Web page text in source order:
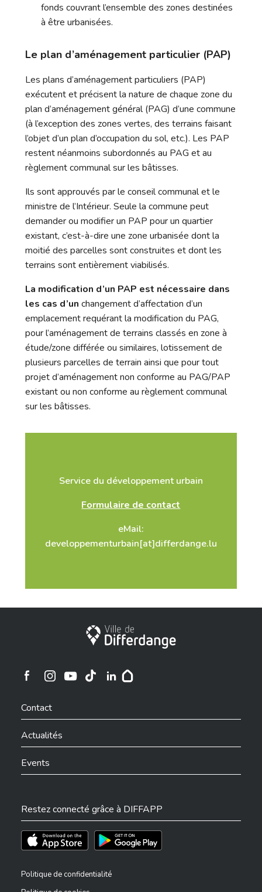
fonds couvrant l’ensemble des zones destinées
à être urbanisées.
Le plan d’aménagement particulier (PAP)
Les plans d’aménagement particuliers (PAP)
exécutent et précisent la nature de chaque zone du
plan d’aménagement général (PAG) d’une commune
(à l’exception des zones vertes, des terrains faisant
l’objet d’un plan d’occupation du sol, etc.). Les PAP
restent néanmoins subordonnés au PAG et au
règlement communal sur les bâtisses.
Ils sont approuvés par le conseil communal et le
ministre de l’Intérieur. Seule la commune peut
demander ou modifier un PAP pour un quartier
existant, c’est-à-dire une zone urbanisée dont la
moitié des parcelles sont construites et dont les
terrains sont entièrement viabilisés.
La modification d’un PAP est nécessaire dans
les cas d’un changement d’affectation d’un
emplacement requérant la modification du PAG,
pour l’aménagement de terrains classés en zone à
étude/zone différée ou similaires, lotissement de
plusieurs parcelles de terrain ainsi que pour tout
projet d’aménagement non conforme au PAG/PAP
existant ou non conforme au règlement communal
sur les bâtisses.
Service du développement urbain
Formulaire de contact
eMail:
developpementurbain[at]differdange.lu
Ville de Differdange
Ville de Differdange sur Instagram
Contact
Actualités
Events
Restez connecté grâce à DIFFAPP
Téléchargez l'app sur l'App StoreTéléchargez l'app sur Play Store
Politique de confidentialité